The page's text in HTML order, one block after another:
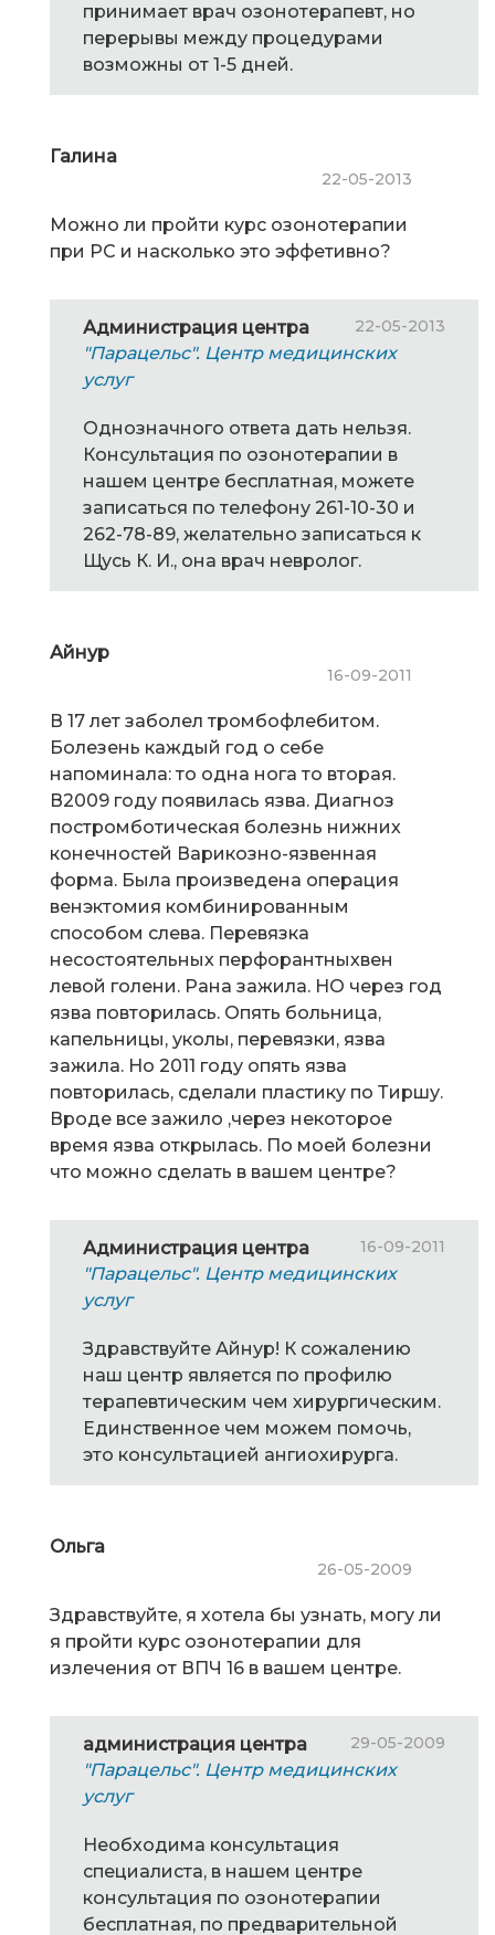
принимает врач озонотерапевт, но
перерывы между процедурами
возможны от 1-5 дней.
Галина
22-05-2013
Можно ли пройти курс озонотерапии
при РС и насколько это эффетивно?
Администрация центра 22-05-2013
"Парацельс". Центр медицинских
услуг
Однозначного ответа дать нельзя.
Консультация по озонотерапии в
нашем центре бесплатная, можете
записаться по телефону 261-10-30 и
262-78-89, желательно записаться к
Щусь К. И., она врач невролог.
Айнур
16-09-2011
В 17 лет заболел тромбофлебитом.
Болезень каждый год о себе
напоминала: то одна нога то вторая.
В2009 году появилась язва. Диагноз
постромботическая болезнь нижних
конечностей Варикозно-язвенная
форма. Была произведена операция
венэктомия комбинированным
способом слева. Перевязка
несостоятельных перфорантныхвен
левой голени. Рана зажила. НО через год
язва повторилась. Опять больница,
капельницы, уколы, перевязки, язва
зажила. Но 2011 году опять язва
повторилась, сделали пластику по Тиршу.
Вроде все зажило ,через некоторое
время язва открылась. По моей болезни
что можно сделать в вашем центре?
Администрация центра 16-09-2011
"Парацельс". Центр медицинских
услуг
Здравствуйте Айнур! К сожалению
наш центр является по профилю
терапевтическим чем хирургическим.
Единственное чем можем помочь,
это консультацией ангиохирурга.
Ольга
26-05-2009
Здравствуйте, я хотела бы узнать, могу ли
я пройти курс озонотерапии для
излечения от ВПЧ 16 в вашем центре.
администрация центра 29-05-2009
"Парацельс". Центр медицинских
услуг
Необходима консультация
специалиста, в нашем центре
консультация по озонотерапии
бесплатная, по предварительной